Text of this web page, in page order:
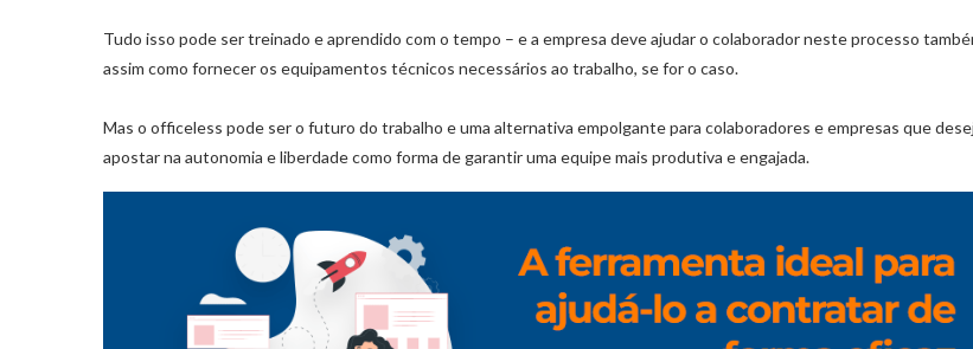
Tudo isso pode ser treinado e aprendido com o tempo – e a empresa deve ajudar o colaborador neste processo
assim como fornecer os equipamentos técnicos necessários ao trabalho, se for o caso.
Mas o officeless pode ser o futuro do trabalho e uma alternativa empolgante para colaboradores e empresas que
apostar na autonomia e liberdade como forma de garantir uma equipe mais produtiva e engajada.